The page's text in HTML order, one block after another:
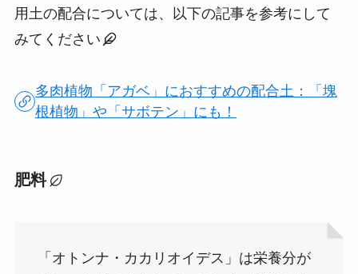
用土の配合については、以下の記事を参考にして
みてください
多肉植物「アガベ」におすすめの配合土：「塊
根植物」や「サボテン」にも！
肥料
「オトンナ・カカリオイデス」は栄養分が